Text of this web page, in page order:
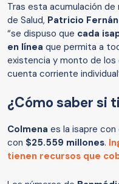
Tras esta acumulación
de Salud, Patricio
“se dispuso que cada
en línea que permita a
existencia y monto de
cuenta corriente
¿Cómo saber si
Colmena es la isapre
con $25.559 millones.
tienen recursos que